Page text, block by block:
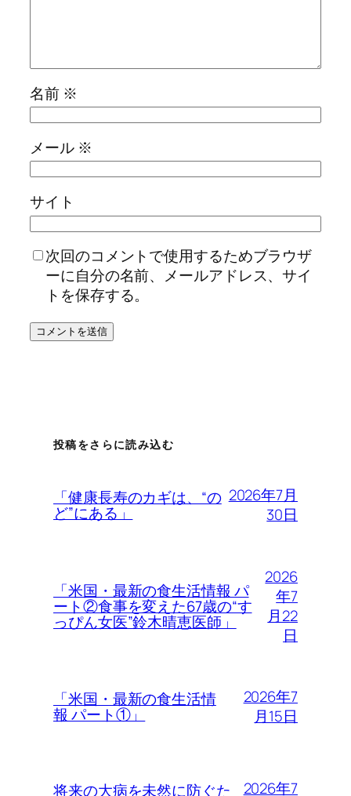
名前 ※
メール ※
サイト
次回のコメントで使用するためブラウザ
ーに自分の名前、メールアドレス、サイ
トを保存する。
投稿をさらに読み込む
「健康長寿のカギは、“の
ど”にある」
2026年7月
30日
「米国・最新の食生活情報 パ
ート②食事を変えた67歳の“す
っぴん女医”鈴木晴恵医師」
2026
年7
月22
日
「米国・最新の食生活情
報 パート①」
2026年7
月15日
将来の大病を未然に防ぐた 2026年7